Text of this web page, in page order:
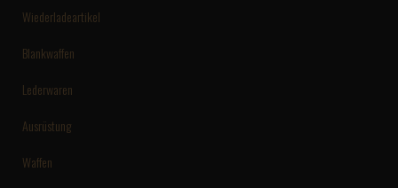
Wiederladeartikel
Blankwaffen
Lederwaren
Ausrüstung
Waffen